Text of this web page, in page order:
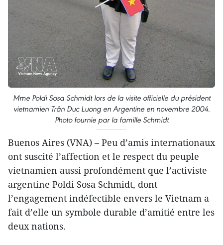
Mme Poldi Sosa Schmidt lors de la visite officielle du président
vietnamien Trân Duc Luong en Argentine en novembre 2004.
Photo fournie par la famille Schmidt
Buenos Aires (VNA) – Peu d’amis internationaux
ont suscité l’affection et le respect du peuple
vietnamien aussi profondément que l’activiste
argentine Poldi Sosa Schmidt, dont
l’engagement indéfectible envers le Vietnam a
fait d’elle un symbole durable d’amitié entre les
deux nations.